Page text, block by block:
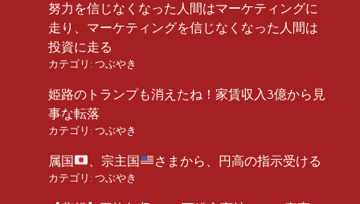
努力を信じなくなった人間はマーケティングに
走り、マーケティングを信じなくなった人間は
投資に走る
カテゴリ: つぶやき
姫路のトランプも消えたね！家賃収入3億から見
事な転落
カテゴリ: つぶやき
属国 、宗主国 さまから、円高の指示受ける
カテゴリ: つぶやき